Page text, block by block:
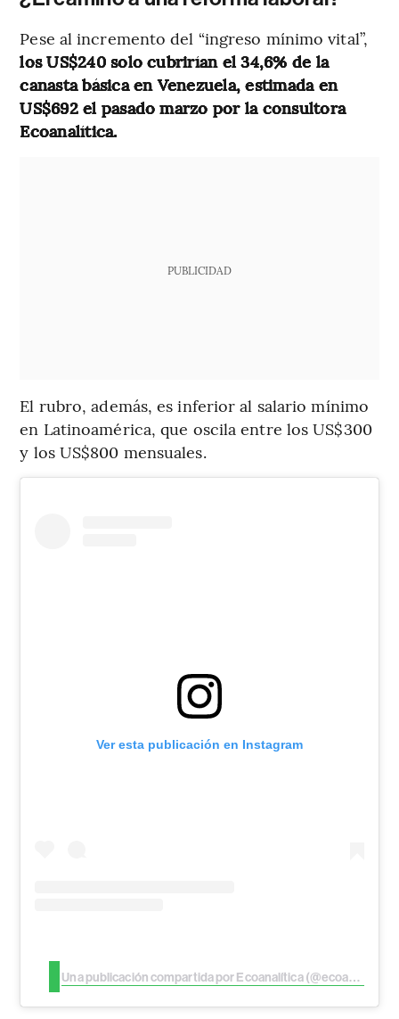
Pese al incremento del “ingreso mínimo vital”,
los US$240 solo cubrirían el 34,6% de la
canasta básica en Venezuela, estimada en
US$692 el pasado marzo por la consultora
Ecoanalítica.
PUBLICIDAD
El rubro, además, es inferior al salario mínimo
en Latinoamérica, que oscila entre los US$300
y los US$800 mensuales.
Ver esta publicación en Instagram
Una publicación compartida por Ecoanalítica (@ecoanalitica)